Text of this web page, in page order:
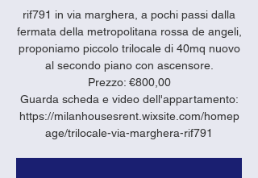
rif791 in via marghera, a pochi passi dalla
fermata della metropolitana rossa de angeli,
proponiamo piccolo trilocale di 40mq nuovo
al secondo piano con ascensore.
Prezzo: €800,00
Guarda scheda e video dell'appartamento:
https://milanhousesrent.wixsite.com/homep
age/trilocale-via-marghera-rif791